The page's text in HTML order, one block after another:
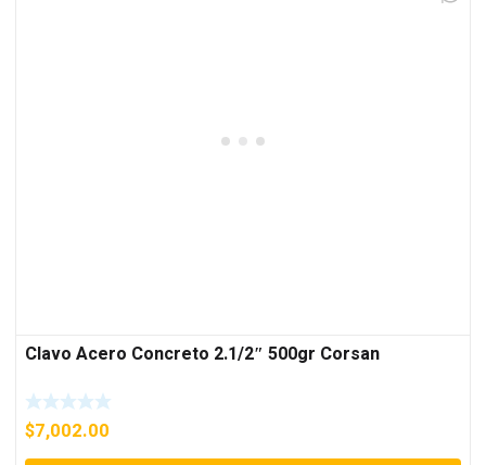
Clavo Acero Concreto 2.1/2″ 500gr Corsan
$7,002.00